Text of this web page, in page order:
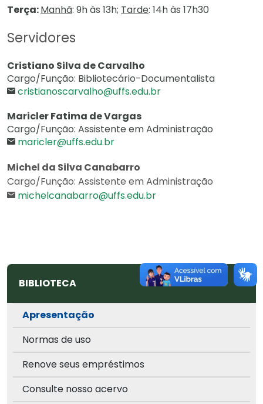
Terça:Manhã: 9h às 13h; Tarde: 14h às 17h30
Servidores
Cristiano Silva de Carvalho
Cargo/Função: Bibliotecário-Documentalista
cristianoscarvalho@uffs.edu.br
Maricler Fatima de Vargas
Cargo/Função: Assistente em Administração
maricler@uffs.edu.br
Michel da Silva Canabarro
Cargo/Função: Assistente em Administração
michelcanabarro@uffs.edu.br
BIBLIOTECA
Apresentação
Normas de uso
Renove seus empréstimos
Consulte nosso acervo